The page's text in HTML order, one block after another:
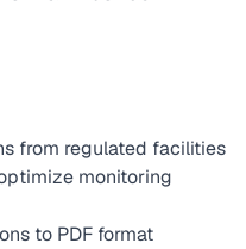
from regulated facilities
monitoring
to PDF format